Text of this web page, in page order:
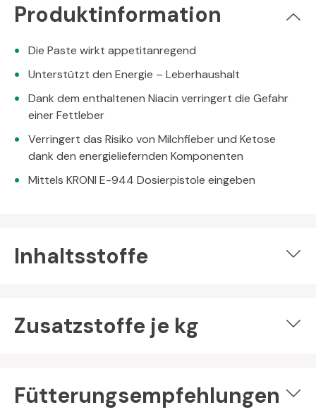
Produktinformation
Die Paste wirkt appetitanregend
Unterstützt den Energie – Leberhaushalt
Dank dem enthaltenen Niacin verringert die Gefahr
einer Fettleber
Verringert das Risiko von Milchfieber und Ketose
dank den energieliefernden Komponenten
Mittels KRONI E-944 Dosierpistole eingeben
Inhaltsstoffe
Zusatzstoffe je kg
Fütterungsempfehlungen